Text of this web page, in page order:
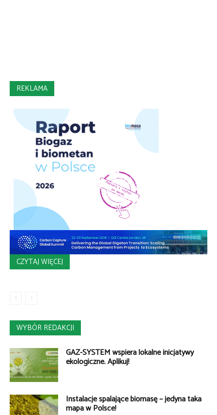
REKLAMA
CZYTAJ WIĘCEJ
WYBÓR REDAKCJI
GAZ-SYSTEM wspiera lokalne inicjatywy
ekologiczne. Aplikuj!
Instalacje spalające biomasę – jedyna taka
mapa w Polsce!